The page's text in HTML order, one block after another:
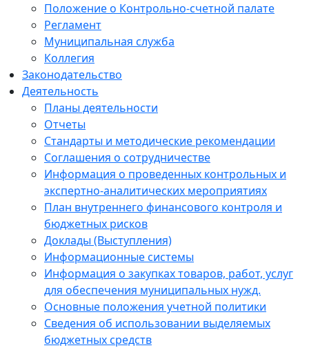
Положение о Контрольно-счетной палате
Регламент
Муниципальная служба
Коллегия
Законодательство
Деятельность
Планы деятельности
Отчеты
Стандарты и методические рекомендации
Соглашения о сотрудничестве
Информация о проведенных контрольных и
экспертно-аналитических мероприятиях
План внутреннего финансового контроля и
бюджетных рисков
Доклады (Выступления)
Информационные системы
Информация о закупках товаров, работ, услуг
для обеспечения муниципальных нужд.
Основные положения учетной политики
Сведения об использовании выделяемых
бюджетных средств